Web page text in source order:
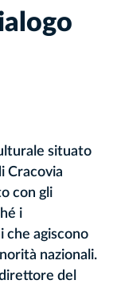
situato
Cracovia
con gli
i
che agiscono
nazionali.
del